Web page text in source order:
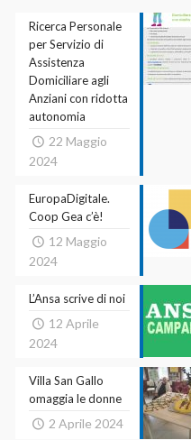
Ricerca Personale
per Servizio di
Assistenza
Domiciliare agli
Anziani con ridotta
autonomia
22 Maggio
2024
EuropaDigitale.
Coop Gea c’è!
12 Maggio
2024
L’Ansa scrive di noi
12 Aprile
2024
Villa San Gallo
omaggia le donne
2 Aprile 2024